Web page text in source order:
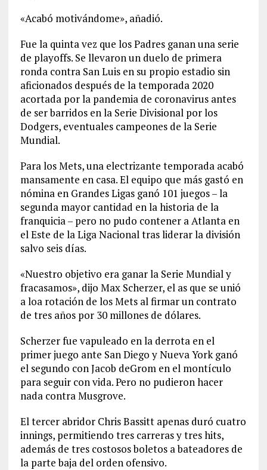
«Acabó motivándome», añadió.
Fue la quinta vez que los Padres ganan una serie
de playoffs. Se llevaron un duelo de primera
ronda contra San Luis en su propio estadio sin
aficionados después de la temporada 2020
acortada por la pandemia de coronavirus antes
de ser barridos en la Serie Divisional por los
Dodgers, eventuales campeones de la Serie
Mundial.
Para los Mets, una electrizante temporada acabó
mansamente en casa. El equipo que más gastó en
nómina en Grandes Ligas ganó 101 juegos – la
segunda mayor cantidad en la historia de la
franquicia – pero no pudo contener a Atlanta en
el Este de la Liga Nacional tras liderar la división
salvo seis días.
«Nuestro objetivo era ganar la Serie Mundial y
fracasamos», dijo Max Scherzer, el as que se unió
a loa rotación de los Mets al firmar un contrato
de tres años por 30 millones de dólares.
Scherzer fue vapuleado en la derrota en el
primer juego ante San Diego y Nueva York ganó
el segundo con Jacob deGrom en el montículo
para seguir con vida. Pero no pudieron hacer
nada contra Musgrove.
El tercer abridor Chris Bassitt apenas duró cuatro
innings, permitiendo tres carreras y tres hits,
además de tres costosos boletos a bateadores de
la parte baja del orden ofensivo.